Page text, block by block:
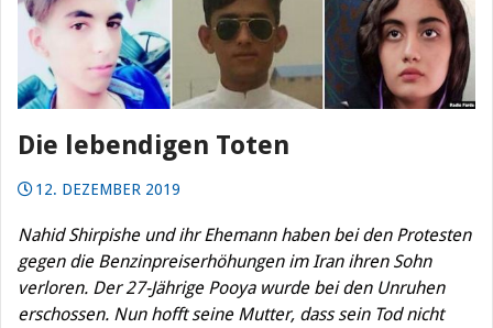
Die lebendigen Toten
12. DEZEMBER 2019
Nahid Shirpishe und ihr Ehemann haben bei den Protesten
gegen die Benzinpreiserhöhungen im Iran ihren Sohn
verloren. Der 27-Jährige Pooya wurde bei den Unruhen
erschossen. Nun hofft seine Mutter, dass sein Tod nicht